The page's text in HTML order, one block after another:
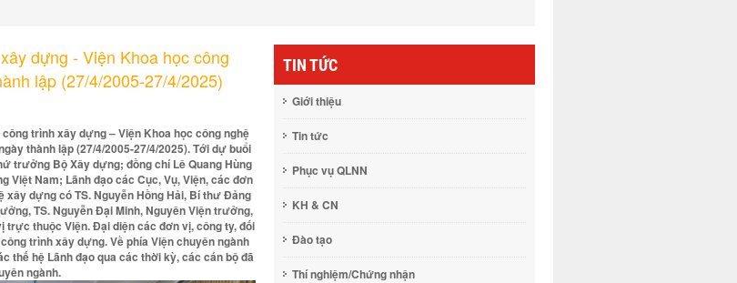
dựng - Viện Khoa học công
lập (27/4/2005-27/4/2025)
trình xây dựng – Viện Khoa học công nghệ
thành lập (27/4/2005-27/4/2025). Tới dự buổi
trưởng Bộ Xây dựng; đồng chí Lê Quang Hùng
Việt Nam; Lãnh đạo các Cục, Vụ, Viện, các đơn
xây dựng có TS. Nguyễn Hồng Hải, Bí thư Đảng
TS. Nguyễn Đại Minh, Nguyên Viện trưởng,
thuộc Viện. Đại diện các đơn vị, công ty, đối
trình xây dựng. Về phía Viện chuyên ngành
thế hệ Lãnh đạo qua các thời kỳ, các cán bộ đã
ngành.
TIN TỨC
Giới thiệu
Tin tức
Phục vụ QLNN
KH & CN
Đào tạo
Thí nghiệm/Chứng nhận